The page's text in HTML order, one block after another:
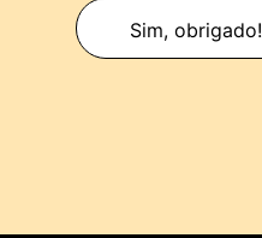
Sim, obrigado!